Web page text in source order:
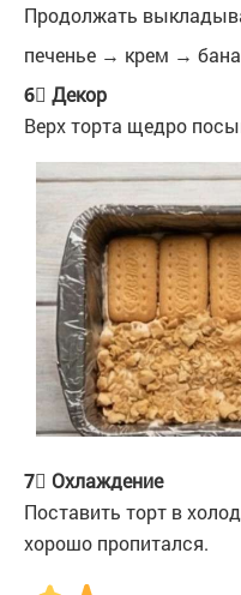
Продолжать
печенье → крем →
6⃣ Декор
Верх торта щедро
7⃣ Охлаждение
Поставить торт в
хорошо пропитался.